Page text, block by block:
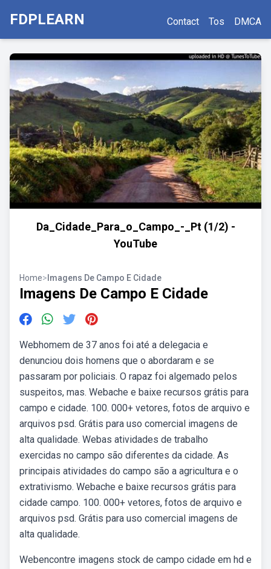
FDPLEARN Contact Tos DMCA
Da_Cidade_Para_o_Campo_-_Pt (1/2) -
YouTube
Home> Imagens De Campo E Cidade
Imagens De Campo E Cidade
Webhomem de 37 anos foi até a delegacia e
denunciou dois homens que o abordaram e se
passaram por policiais. O rapaz foi algemado pelos
suspeitos, mas. Webache e baixe recursos grátis para
campo e cidade. 100. 000+ vetores, fotos de arquivo e
arquivos psd. Grátis para uso comercial imagens de
alta qualidade. Webas atividades de trabalho
exercidas no campo são diferentes da cidade. As
principais atividades do campo são a agricultura e o
extrativismo. Webache e baixe recursos grátis para
cidade campo. 100. 000+ vetores, fotos de arquivo e
arquivos psd. Grátis para uso comercial imagens de
alta qualidade.
Webencontre imagens stock de campo cidade em hd e